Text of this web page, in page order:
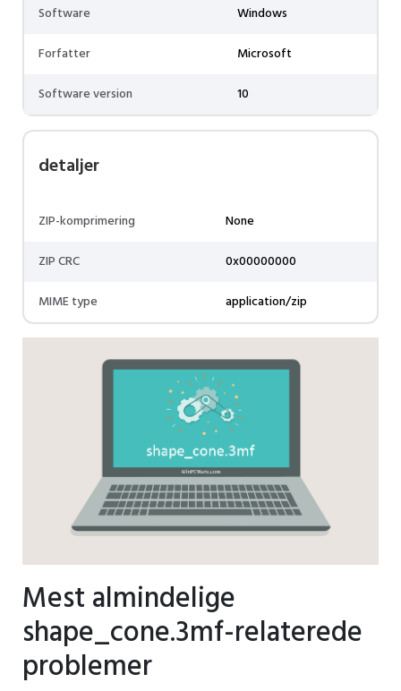
Software
Windows
Forfatter
Microsoft
Software version
10
detaljer
ZIP-komprimering
None
ZIP CRC
0x00000000
MIME type
application/zip
Mest almindelige
shape_cone.3mf-relaterede
problemer